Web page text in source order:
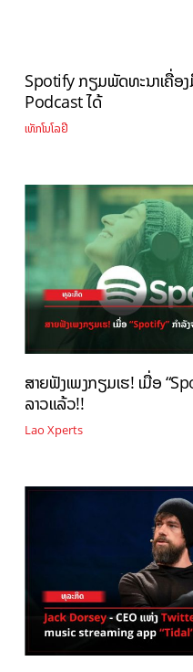
Spotify ກຽມພັດທະນາເຄື່ອ
Podcast ໄດ້
ເທັກໂນໂລຢີ
ສາຍຟັງເພງກຽມເຮ! ເມື່ອ
ລາວແລ້ວ!!
Lao Xperts